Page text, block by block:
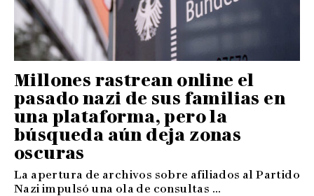
Millones rastrean online el
pasado nazi de sus familias en
una plataforma, pero la
búsqueda aún deja zonas
oscuras
La apertura de archivos sobre afiliados al Partido
Nazi impulsó una ola de consultas ...